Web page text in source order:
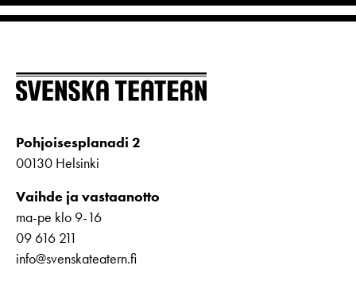
Pohjoisesplanadi 2
00130 Helsinki
Vaihde ja vastaanotto
ma-pe klo 9-16
09 616 211
info@svenskateatern.fi